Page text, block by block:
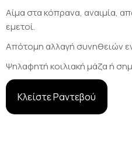
Αίμα στα κόπρανα, αναιμία,
εμετοί.
Απότομη αλλαγή συνηθειών
Ψηλαφητή κοιλιακή μάζα ή
Κλείστε Ραντεβού